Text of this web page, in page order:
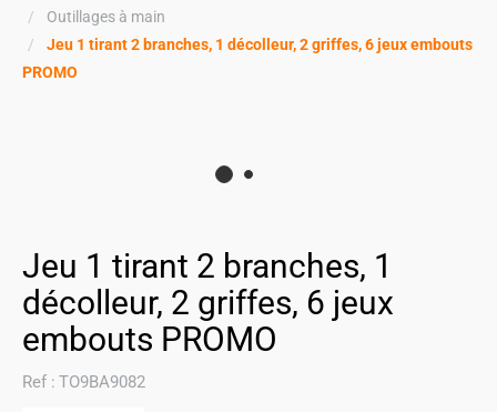
Outillages à main
Jeu 1 tirant 2 branches, 1 décolleur, 2 griffes, 6 jeux embouts
PROMO
Jeu 1 tirant 2 branches, 1
décolleur, 2 griffes, 6 jeux
embouts PROMO
Ref : TO9BA9082